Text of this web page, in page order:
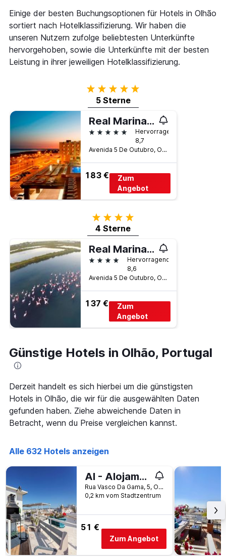
gefunden
wurde.
dem
Aufenthalt
anzeigt
Das
Diagramm
hat
den
durchschnittlichen
Zimmerpreis
anzeigt
Einige der besten Buchungsoptionen für Hotels in Olhão
sortiert nach Hotelklassifizierung. Wir haben die
unseren Nutzern zufolge beliebtesten Unterkünfte
hervorgehoben, sowie die Unterkünfte mit der besten
Leistung in ihrer jeweiligen Hotelklassifizierung.
5 Sterne
5 Sterne
Real Marina Hotel & Spa
5 Sterne
Hervorragend
8,7
Avenida 5 De Outubro, Olhão, Faro, Portugal
183 €
Zum
Angebot
4 Sterne
4 Sterne
Real Marina Residence
4 Sterne
Hervorragend
8,6
Avenida 5 De Outubro, Olhão, Faro, Portugal
137 €
Zum
Angebot
Günstige Hotels in Olhão, Portugal
Derzeit handelt es sich hierbei um die günstigsten
Hotels in Olhão, die wir für die ausgewählten Daten
gefunden haben. Ziehe abweichende Daten in
Betracht, wenn du Preise vergleichen kannst.
Alle 632 Hotels anzeigen
Al - Alojamento Local Pension Bicuar
Rua Vasco Da Gama, 5, Olhão, Faro, Portugal
0,2 km vom Stadtzentrum
51 €
Zum Angebot